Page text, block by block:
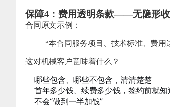
保障4：费用透明条款——无隐形
合同原文示例：
“本合同服务项目、技术标准、费
这对机械客户意味着什么？
哪些包含、哪些不包含，清清楚楚
首年多少钱、续费多少钱，签约前就知
不会“做到一半加钱”